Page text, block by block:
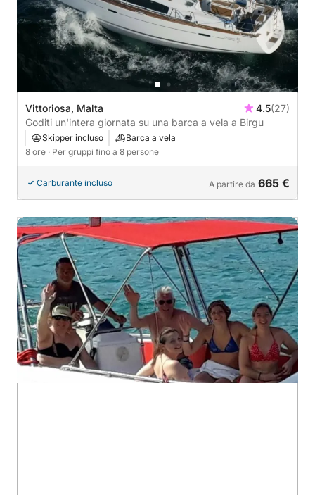
Vittoriosa, Malta 4.5(27)
Goditi un'intera giornata su una barca a vela a Birgu
Skipper incluso
Barca a vela
8 ore · Per gruppi fino a 8 persone
Carburante incluso A partire da 665 €